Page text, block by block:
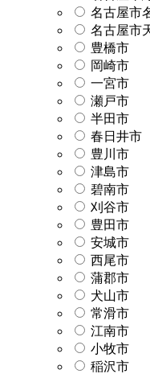
名古屋市
名古屋市
豊橋市
岡崎市
一宮市
瀬戸市
半田市
春日井市
豊川市
津島市
碧南市
刈谷市
豊田市
安城市
西尾市
蒲郡市
犬山市
常滑市
江南市
小牧市
稲沢市